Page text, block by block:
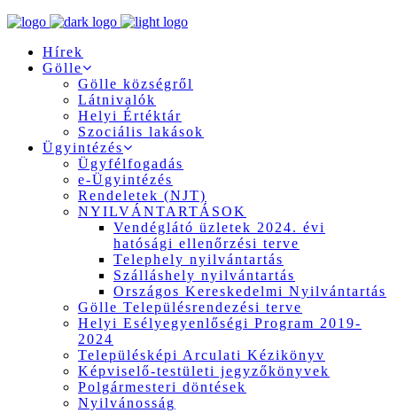
Hírek
Gölle
Gölle községről
Látnivalók
Helyi Értéktár
Szociális lakások
Ügyintézés
Ügyfélfogadás
e-Ügyintézés
Rendeletek (NJT)
NYILVÁNTARTÁSOK
Vendéglátó üzletek 2024. évi
hatósági ellenőrzési terve
Telephely nyilvántartás
Szálláshely nyilvántartás
Országos Kereskedelmi Nyilvántartás
Gölle Településrendezési terve
Helyi Esélyegyenlőségi Program 2019-
2024
Településképi Arculati Kézikönyv
Képviselő-testületi jegyzőkönyvek
Polgármesteri döntések
Nyilvánosság